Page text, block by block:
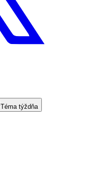
Téma týždňa